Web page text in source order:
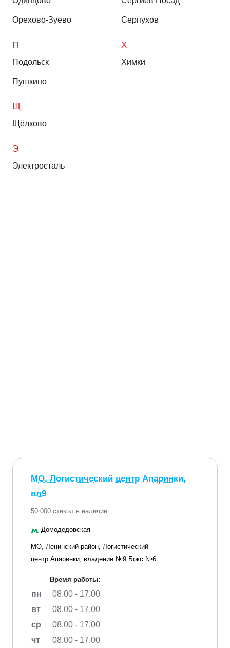
Орехово-Зуево
П
Подольск
Пушкино
Серпухов
Х
Химки
Щ
Щёлково
Э
Электросталь
МО, Логистический центр Апаринки,
вл9
50 000 стекол в наличии
Домодедовская
МО, Ленинский район, Логистический
центр Апаринки, владение №9 Бокс №6
Время работы:
пн
08.00 - 17.00
вт
08.00 - 17.00
ср
08.00 - 17.00
чт
08.00 - 17.00